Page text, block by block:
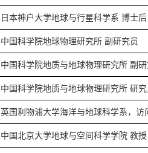
日本神户大学地球与行星科学系 博士后
中国科学院地球物理研究所 副研究员
中国科学院地质与地球物理研究所 副研
中国科学院地质与地球物理研究所 研究
英国利物浦大学海洋与地球科学系，访
中国北京大学地球与空间科学学院 教授